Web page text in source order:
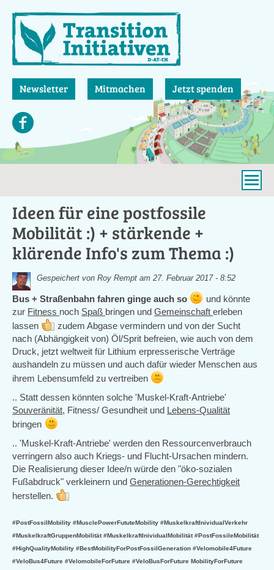
zum
Inhalt
Newsletter Mitmachen Jetzt spenden
Ideen für eine postfossile
Mobilität :) + stärkende +
klärende Info's zum Thema :)
Gespeichert von Roy Rempt am 27. Februar 2017 - 8:52
Bus + Straßenbahn fahren ginge auch so
und könnte
zur Fitness noch Spaß bringen und Gemeinschaft erleben
lassen
zudem Abgase vermindern und von der Sucht
nach (Abhängigkeit von) Öl/Sprit befreien, wie auch von dem
Druck, jetzt weltweit für Lithium erpresserische Verträge
aushandeln zu müssen und auch dafür wieder Menschen aus
ihrem Lebensumfeld zu vertreiben
.. Statt dessen könnten solche 'Muskel-Kraft-Antriebe'
Souveränität, Fitness/ Gesundheit und Lebens-Qualität
bringen
.. 'Muskel-Kraft-Antriebe' werden den Ressourcenverbrauch
verringern also auch Kriegs- und Flucht-Ursachen mindern.
Die Realisierung dieser Idee/n würde den "öko-sozialen
Fußabdruck" verkleinern und Generationen-Gerechtigkeit
herstellen.
#PostFossilMobility #MusclePowerFututeMobility #MuskelkraftInividualVerkehr
#MuskelkraftGruppenMobilität #MuskelkraftInividualMobilität #PostFossileMobilität
#HighQualityMobility #BestMobilityForPostFossilGeneration #Velomobile4Future
#VeloBus4Future #VelomobileForFuture #VeloBusForFuture MobilityForFuture